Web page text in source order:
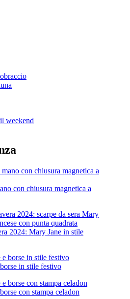
weekend
con chiusura magnetica a
2024: Mary Jane in stile
in stile festivo
con stampa celadon